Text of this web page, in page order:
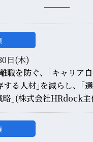
日(木)
職を防ぐ、｢キャリア
する人材｣を減らし、｢
略｣(株式会社HRdock